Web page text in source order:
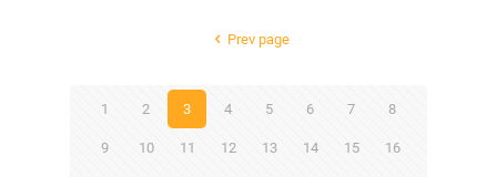
Prev page
1 2 3 4 5 6 7 8
9 10 11 12 13 14 15 16